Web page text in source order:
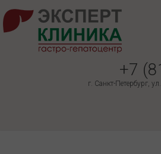
+7
г. Санкт-Петербург,